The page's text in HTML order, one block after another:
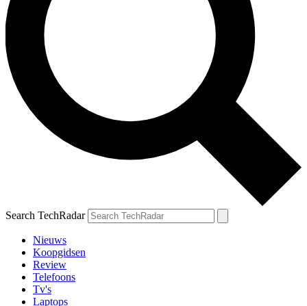
Search TechRadar
Nieuws
Koopgidsen
Review
Telefoons
Tv's
Laptops